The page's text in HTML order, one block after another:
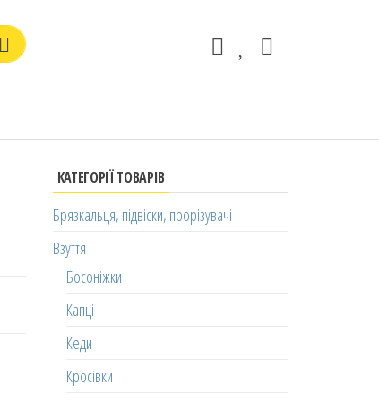
КАТЕГОРІЇ ТОВАРІВ
Брязкальця, підвіски, прорізувачі
Взуття
Босоніжки
Капці
Кеди
Кросівки